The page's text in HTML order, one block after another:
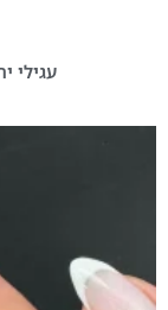
עגילי